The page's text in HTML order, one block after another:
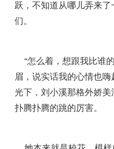
跃，不知道从哪儿弄来
们。
“怎么着，想跟我比谁
眉，说实话我的心情也
光下，刘小溪那格外娇
扑腾扑腾的跳的厉害。